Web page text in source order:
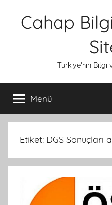
Cahap
Türkiye'nin Bilgi
Menü
Etiket: DGS Sonuçları